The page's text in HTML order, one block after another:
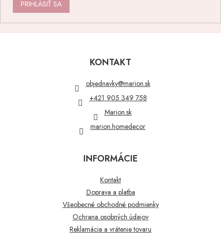
PRIHLÁSIŤ SA
KONTAKT
objednavky@marion.sk
+421 905 349 758
Marion.sk
marion.homedecor
INFORMÁCIE
Kontakt
Doprava a platba
Všeobecné obchodné podmienky
Ochrana osobných údajov
Reklamácia a vrátenie tovaru